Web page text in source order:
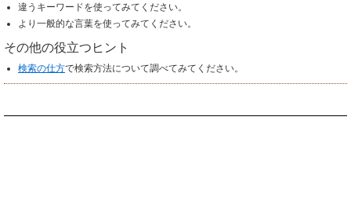
違うキーワードを使ってみてください。
より一般的な言葉を使ってみてください。
その他の役立つヒント
検索の仕方で検索方法について調べてみてください。